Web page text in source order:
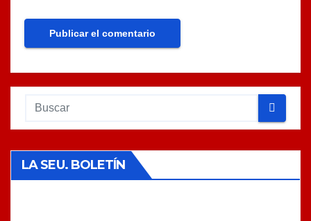
LA SEU. BOLETÍN